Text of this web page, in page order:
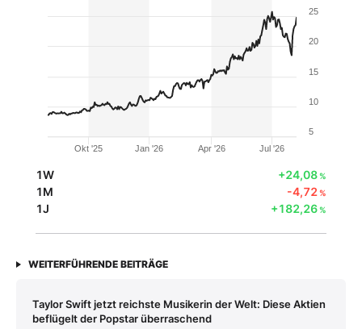
Okt '25 Jan '26 Apr '26 Jul '26
5
10
15
20
25
1W +24,08%
1M -4,72%
1J +182,26%
WEITERFÜHRENDE BEITRÄGE
Taylor Swift jetzt reichste Musikerin der Welt: Diese Aktien
beflügelt der Popstar überraschend